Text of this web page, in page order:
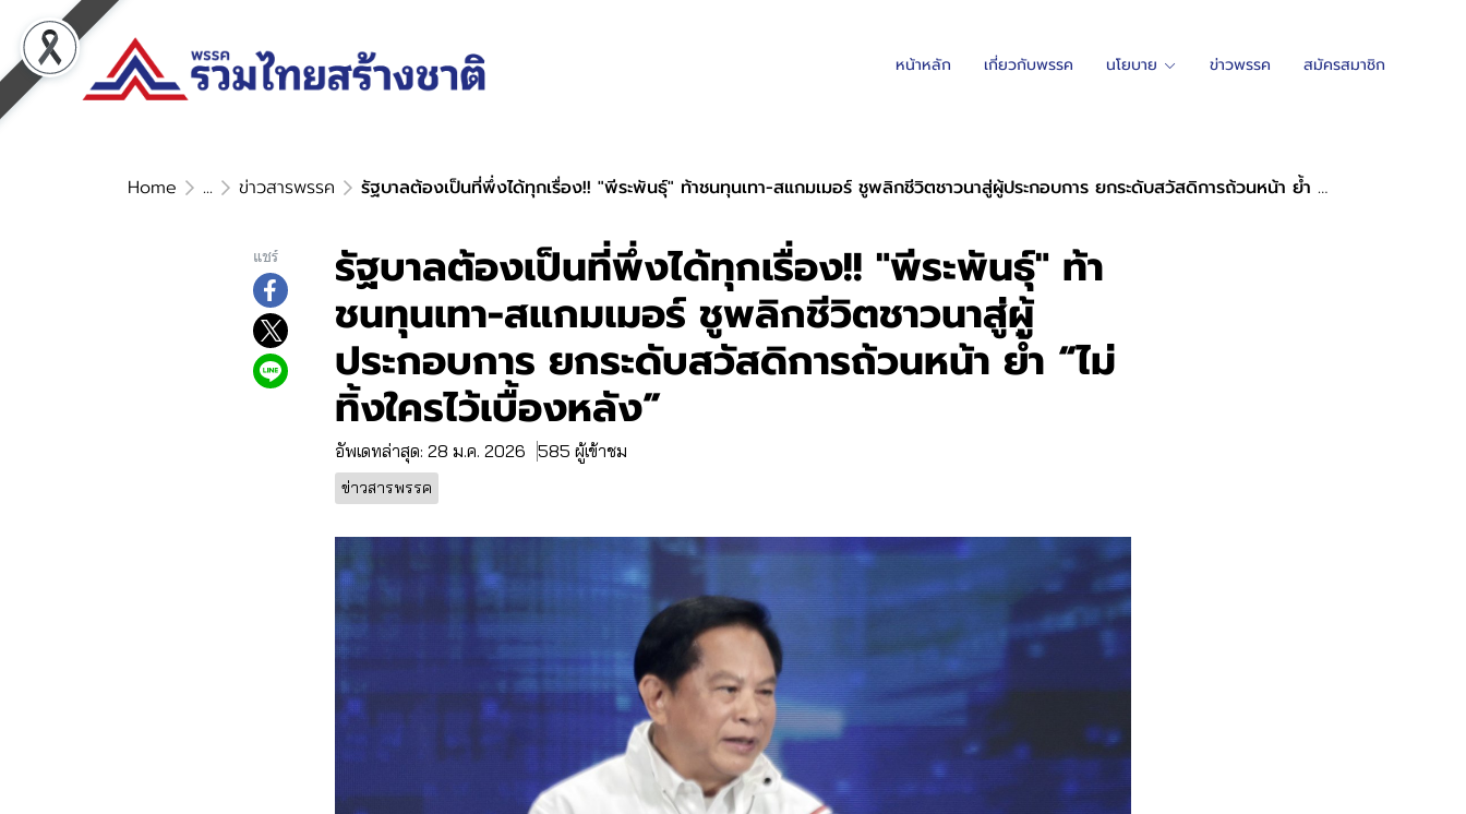
หน้าหลัก เกี่ยวกับพรรค นโยบาย ข่าวพรรค สมัครสมาชิก
Home ... ข่าวสารพรรค รัฐบาลต้องเป็นที่พึ่งได้ทุกเรื่อง!! "พีระพันธุ์" ท้าชนทุนเทา-สแกมเมอร์ ชูพลิกชีวิตชาวนาสู่ผู้ประกอบการ ยกระดับสวัสดิการถ้วนหน้า ย้ำ “ไม่ทิ้งใครไว้เบื้องหลัง”
แชร์ รัฐบาลต้องเป็นที่พึ่งได้ทุกเรื่อง!! "พีระพันธุ์" ท้า
ชนทุนเทา-สแกมเมอร์ ชูพลิกชีวิตชาวนาสู่ผู้
ประกอบการ ยกระดับสวัสดิการถ้วนหน้า ย้ำ “ไม่
ทิ้งใครไว้เบื้องหลัง”
อัพเดทล่าสุด: 28 ม.ค. 2026 585 ผู้เข้าชม
ข่าวสารพรรค